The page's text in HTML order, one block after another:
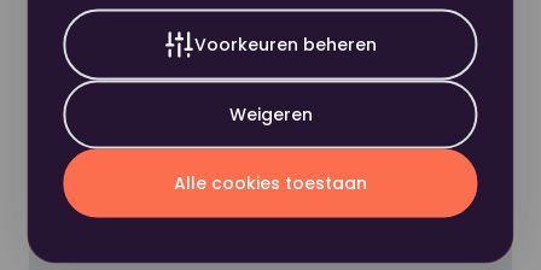
Voorkeuren beheren
Weigeren
Alle cookies toestaan
Nou, dit wordt 'm!